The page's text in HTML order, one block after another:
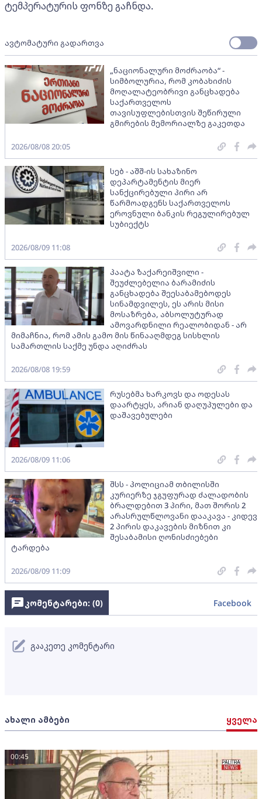
ტემპერატურის ფონზე გაჩნდა.
ავტომატური გადართვა
„ნაციონალური მოძრაობა“ -
სიმბოლურია, რომ კობახიძის
მოღალატეობრივი განცხადება
საქართველოს
თავისუფლებისთვის შეწირული
გმირების მემორიალზე გაკეთდა
2026/08/08 20:05
სებ - აშშ-ის სახაზინო
დეპარტამენტის მიერ
სანქცირებული პირი არ
წარმოადგენს საქართველოს
ეროვნული ბანკის რეგულირებულ
სუბიექტს
2026/08/09 11:08
პაატა ზაქარეიშვილი -
შეუძლებელია ბარამიძის
განცხადება შეესაბამებოდეს
სინამდვილეს, ეს არის მისი
მოსაზრება, აბსოლუტურად
ამოვარდნილი რეალობიდან - არ
მიმაჩნია, რომ ამის გამო მის წინააღმდეგ სისხლის
სამართლის საქმე უნდა აღიძრას
2026/08/08 19:59
რუსებმა ხარკოვს და ოდესას
დაარტყეს, არიან დაღუპულები და
დაშავებულები
2026/08/09 11:06
შსს - პოლიციამ თბილისში
კურიერზე ჯგუფურად ძალადობის
ბრალდებით 3 პირი, მათ შორის 2
არასრულწლოვანი დააკავა - კიდევ
2 პირის დაკავების მიზნით კი
შესაბამისი ღონისძიებები
ტარდება
2026/08/09 11:09
ახალი ამბები ყველა
00:45
კომენტარები: (0) Facebook
გააკეთე კომენტარი